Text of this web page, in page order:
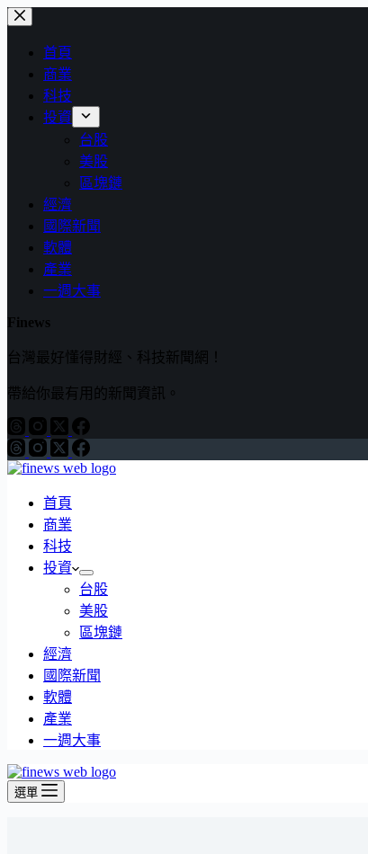
跳
首頁
商業
科技
投資
台股
美股
區塊鏈
經濟
國際新聞
軟體
產業
一週大事
Finews
台灣最好懂得財經、科技新聞網！
帶給你最有用的新聞資訊。
首頁
商業
科技
投資
台股
美股
區塊鏈
經濟
國際新聞
軟體
產業
一週大事
選單